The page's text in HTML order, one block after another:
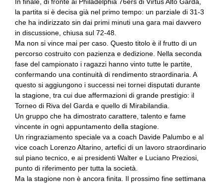
la partita si è decisa già nel primo tempo: un parziale di 31-3
che ha indirizzato sin dai primi minuti una gara mai davvero
in discussione, chiusa sul 72-48.
Ma non si vince mai per caso. Questo titolo è il frutto di un
percorso costruito con pazienza e dedizione. Nella seconda
fase del campionato i ragazzi hanno vinto tutte le partite,
confermando una continuità di rendimento straordinaria. A
questo si aggiungono i successi nei tornei disputati durante
la stagione, tra cui due affermazioni di grande prestigio: il
Torneo di Riva del Garda e quello di Mirabilandia.
Un gruppo che ha dimostrato carattere, talento e fame
vincente in ogni appuntamento della stagione.
Un ringraziamento speciale va a coach Davide Palumbo e al
vice coach Lorenzo Altarino, artefici di un lavoro straordinario
sul piano tecnico, e ai presidenti Walter e Luciano Preziosi,
punto di riferimento per tutta la società.
Ma la stagione non è ancora finita. Il prossimo fine settimana